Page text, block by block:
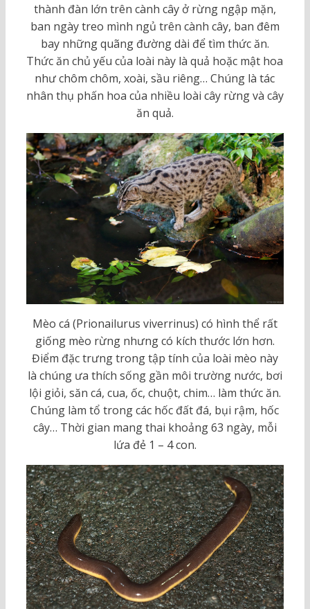
thành đàn lớn trên cành cây ở rừng ngập mặn,
ban ngày treo mình ngủ trên cành cây, ban đêm
bay những quãng đường dài để tìm thức ăn.
Thức ăn chủ yếu của loài này là quả hoặc mật hoa
như chôm chôm, xoài, sầu riêng… Chúng là tác
nhân thụ phấn hoa của nhiều loài cây rừng và cây
ăn quả.
Mèo cá (Prionailurus viverrinus) có hình thể rất
giống mèo rừng nhưng có kích thước lớn hơn.
Điểm đặc trưng trong tập tính của loài mèo này
là chúng ưa thích sống gần môi trường nước, bơi
lội giỏi, săn cá, cua, ốc, chuột, chim… làm thức ăn.
Chúng làm tổ trong các hốc đất đá, bụi rậm, hốc
cây… Thời gian mang thai khoảng 63 ngày, mỗi
lứa đẻ 1 – 4 con.